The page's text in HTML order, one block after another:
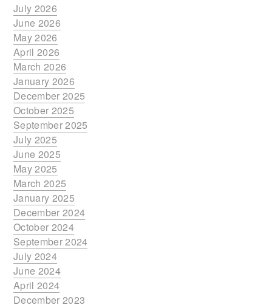
July 2026
June 2026
May 2026
April 2026
March 2026
January 2026
December 2025
October 2025
September 2025
July 2025
June 2025
May 2025
March 2025
January 2025
December 2024
October 2024
September 2024
July 2024
June 2024
April 2024
December 2023